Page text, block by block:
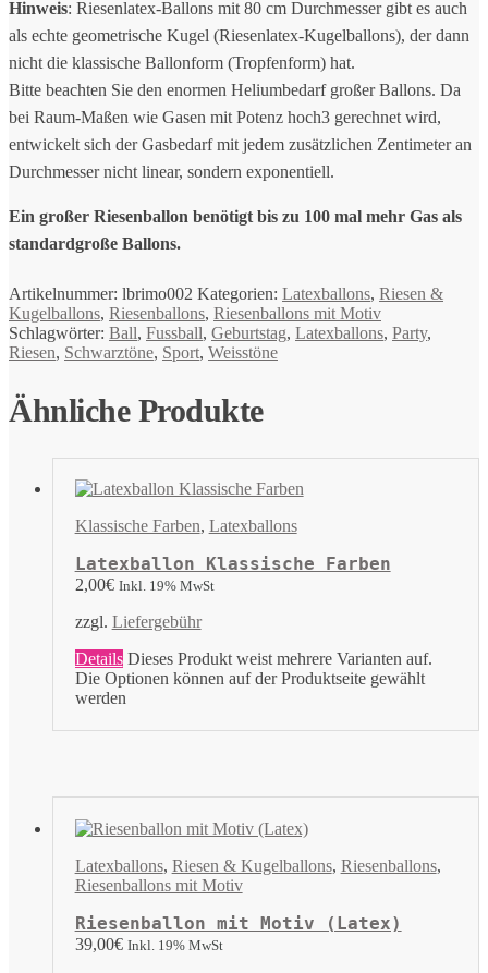
Hinweis: Riesenlatex-Ballons mit 80 cm Durchmesser gibt es auch
als echte geometrische Kugel (Riesenlatex-Kugelballons), der dann
nicht die klassische Ballonform (Tropfenform) hat.
Bitte beachten Sie den enormen Heliumbedarf großer Ballons. Da
bei Raum-Maßen wie Gasen mit Potenz hoch3 gerechnet wird,
entwickelt sich der Gasbedarf mit jedem zusätzlichen Zentimeter an
Durchmesser nicht linear, sondern exponentiell.
Ein großer Riesenballon benötigt bis zu 100 mal mehr Gas als
standardgroße Ballons.
Artikelnummer: lbrimo002 Kategorien: Latexballons, Riesen &
Kugelballons, Riesenballons, Riesenballons mit Motiv
Schlagwörter: Ball, Fussball, Geburtstag, Latexballons, Party,
Riesen, Schwarztöne, Sport, Weisstöne
Ähnliche Produkte
Klassische Farben, Latexballons
Latexballon Klassische Farben
2,00€ Inkl. 19% MwSt
zzgl. Liefergebühr
Details Dieses Produkt weist mehrere Varianten auf.
Die Optionen können auf der Produktseite gewählt
werden
Latexballons, Riesen & Kugelballons, Riesenballons,
Riesenballons mit Motiv
Riesenballon mit Motiv (Latex)
39,00€ Inkl. 19% MwSt